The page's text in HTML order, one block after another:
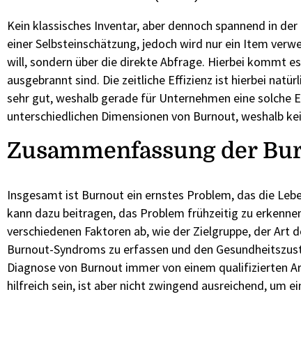
Kein klassisches Inventar, aber dennoch spannend in
einer Selbsteinschätzung, jedoch wird nur ein Item
will, sondern über die direkte Abfrage. Hierbei kommt
ausgebrannt sind. Die zeitliche Effizienz ist hierbei
sehr gut, weshalb gerade für Unternehmen eine solche
unterschiedlichen Dimensionen von Burnout, weshalb
Zusammenfassung der
Insgesamt ist Burnout ein ernstes Problem, das die
kann dazu beitragen, das Problem frühzeitig zu
verschiedenen Faktoren ab, wie der Zielgruppe, der Art
Burnout-Syndroms zu erfassen und den
Diagnose von Burnout immer von einem qualifizierten
hilfreich sein, ist aber nicht zwingend ausreichend, um